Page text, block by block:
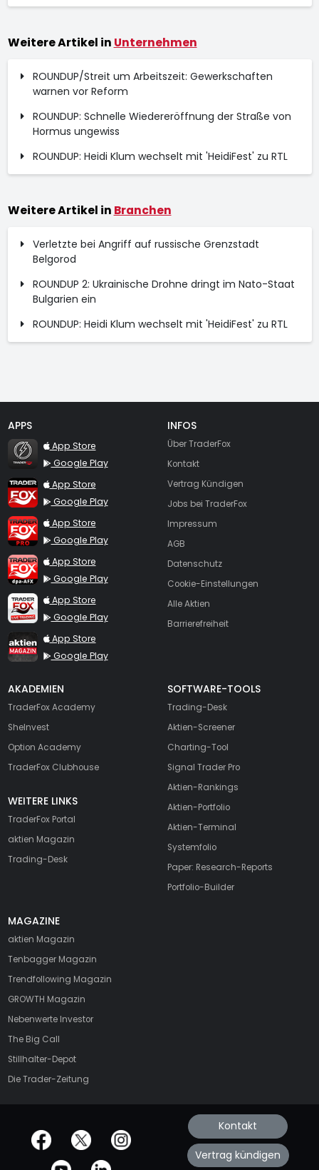
Weitere Artikel in Unternehmen
ROUNDUP/Streit um Arbeitszeit: Gewerkschaften
warnen vor Reform
ROUNDUP: Schnelle Wiedereröffnung der Straße von
Hormus ungewiss
ROUNDUP: Heidi Klum wechselt mit 'HeidiFest' zu RTL
Weitere Artikel in Branchen
Verletzte bei Angriff auf russische Grenzstadt
Belgorod
ROUNDUP 2: Ukrainische Drohne dringt im Nato-Staat
Bulgarien ein
ROUNDUP: Heidi Klum wechselt mit 'HeidiFest' zu RTL
APPS
TraderFox Flash
App Store
Google Play
TraderFox App
App Store
Google Play
TraderFox Pro
App Store
Google Play
TraderFox dpa-AFX ProFeed
App Store
Google Play
TraderFox Live Trading
App Store
Google Play
TraderFox aktien Magazin
App Store
Google Play
INFOS
Über TraderFox
Kontakt
Vertrag Kündigen
Jobs bei TraderFox
Impressum
AGB
Datenschutz
Cookie-Einstellungen
Alle Aktien
Barrierefreiheit
AKADEMIEN
TraderFox Academy
SheInvest
Option Academy
TraderFox Clubhouse
WEITERE LINKS
TraderFox Portal
aktien Magazin
Trading-Desk
SOFTWARE-TOOLS
Trading-Desk
Aktien-Screener
Charting-Tool
Signal Trader Pro
Aktien-Rankings
Aktien-Portfolio
Aktien-Terminal
Systemfolio
Paper: Research-Reports
Portfolio-Builder
MAGAZINE
aktien Magazin
Tenbagger Magazin
Trendfollowing Magazin
GROWTH Magazin
Nebenwerte Investor
The Big Call
Stillhalter-Depot
Die Trader-Zeitung
offizielle Social Media-Accounts Kontakt
Vertrag kündigen